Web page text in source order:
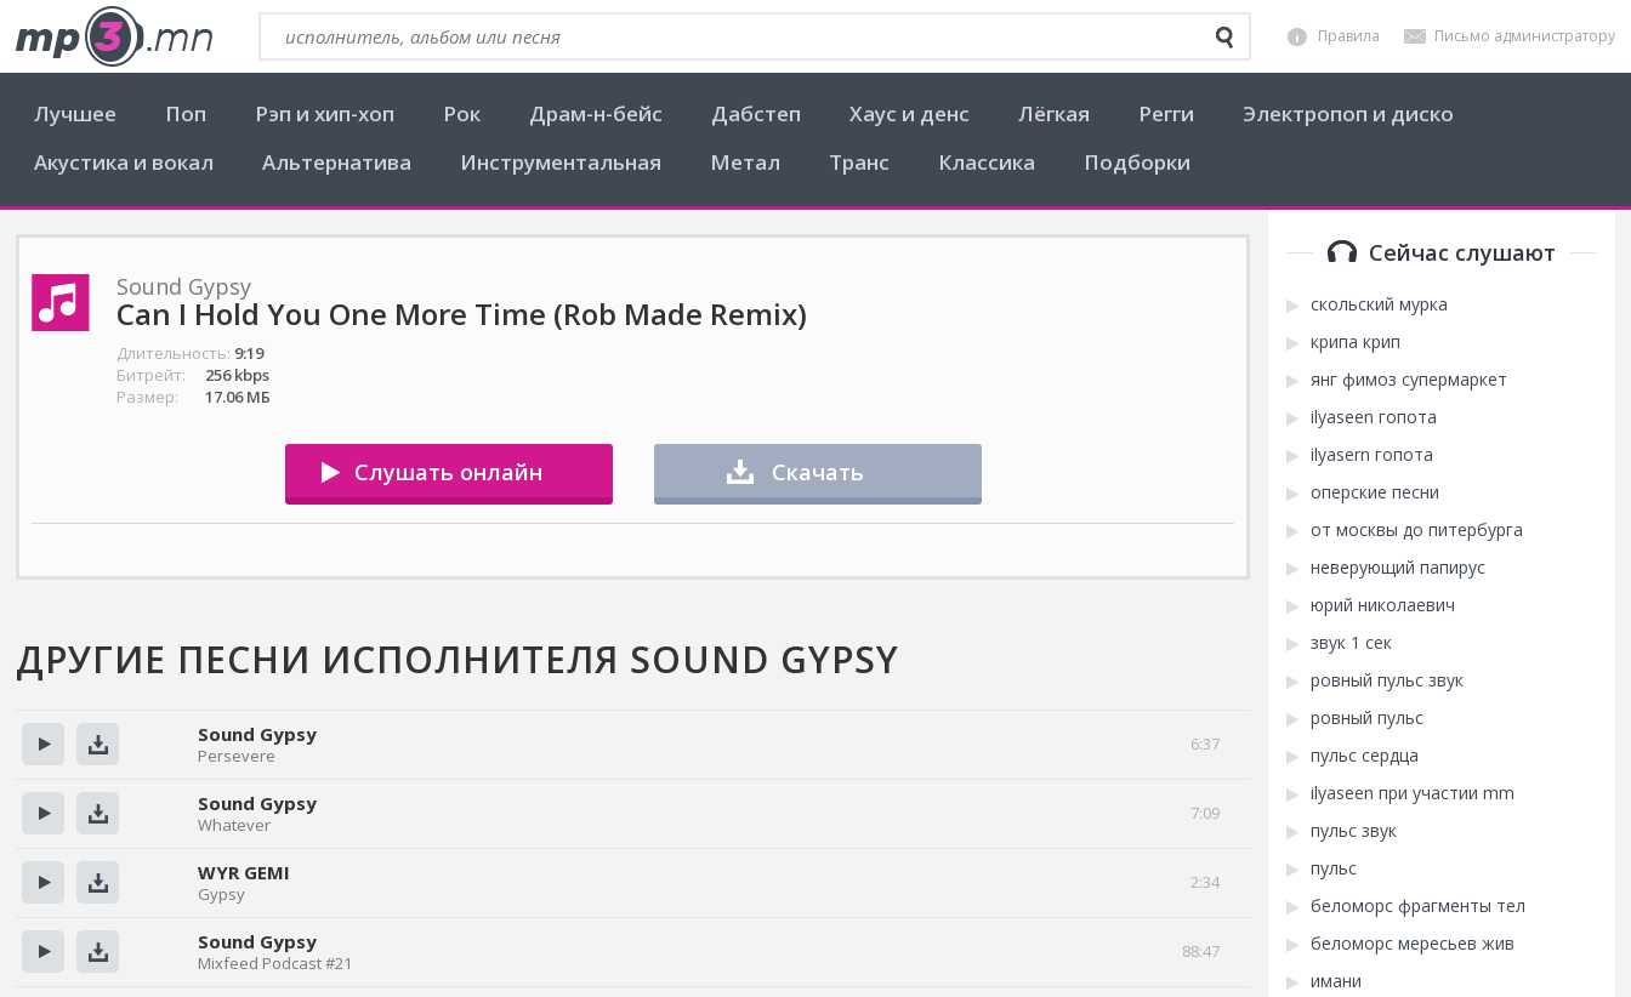
Правила Письмо администратору
Лучшее Поп Рэп и хип-хоп Рок Драм-н-бейс Дабстеп Хаус и денс Лёгкая Регги
Электропоп и диско
Акустика и вокал
Альтернатива Инструментальная Метал Транс Классика Подборки
Sound Gypsy
Can I Hold You One More Time (Rob Made Remix)
Длительность: 9:19
Битрейт:
256 kbps
Размер:
17.06 МБ
Слушать онлайн Скачать
ДРУГИЕ ПЕСНИ ИСПОЛНИТЕЛЯ SOUND GYPSY
6:37
Sound Gypsy
Persevere
7:09
Sound Gypsy
Whatever
2:34
WYR GEMI
Gypsy
88:47
Sound Gypsy
Mixfeed Podcast #21
Сейчас слушают
скольский мурка
крипа крип
янг фимоз супермаркет
ilyaseen гопота
ilyasern гопота
оперские песни
от москвы до питербурга
неверующий папирус
юрий николаевич
звук 1 сек
ровный пульс звук
ровный пульс
пульс сердца
ilyaseen при участии mm
пульс звук
пульс
беломорс фрагменты тел
беломорс мересьев жив
имани